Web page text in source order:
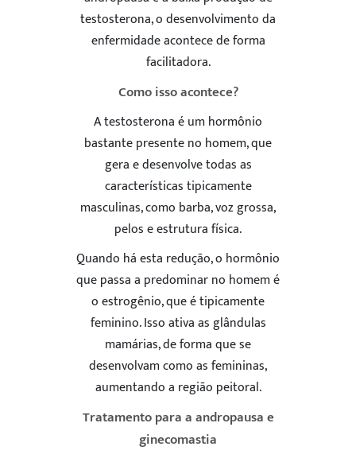
testosterona, o desenvolvimento da
enfermidade acontece de forma
facilitadora.
Como isso acontece?
A testosterona é um hormônio
bastante presente no homem, que
gera e desenvolve todas as
características tipicamente
masculinas, como barba, voz grossa,
pelos e estrutura física.
Quando há esta redução, o hormônio
que passa a predominar no homem é
o estrogênio, que é tipicamente
feminino. Isso ativa as glândulas
mamárias, de forma que se
desenvolvam como as femininas,
aumentando a região peitoral.
Tratamento para a andropausa e
ginecomastia